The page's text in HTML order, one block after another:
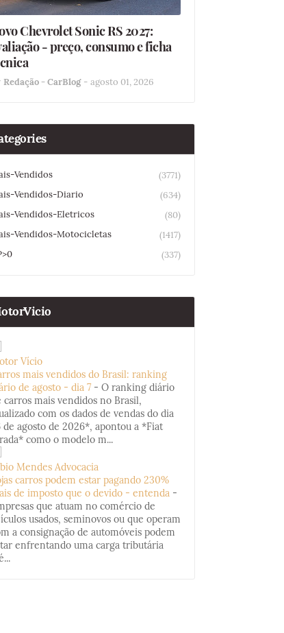
Chevrolet Sonic RS 2027:
- preço, consumo e ficha
Redação - CarBlog - agosto 01, 2026
Vendidos
(3771)
Vendidos-Diario
(634)
Vendidos-Eletricos
(80)
Vendidos-Motocicletas
(1417)
(337)
Vício
mais vendidos do Brasil: ranking
de agosto - dia 7 - O ranking diário
carros mais vendidos no Brasil,
com os dados de vendas do dia
de agosto de 2026*, apontou a *Fiat
como o modelo m...
Mendes Advocacia
carros podem estar pagando 230%
de imposto que o devido - entenda -
que atuam no comércio de
usados, seminovos ou que operam
a consignação de automóveis podem
enfrentando uma carga tributária